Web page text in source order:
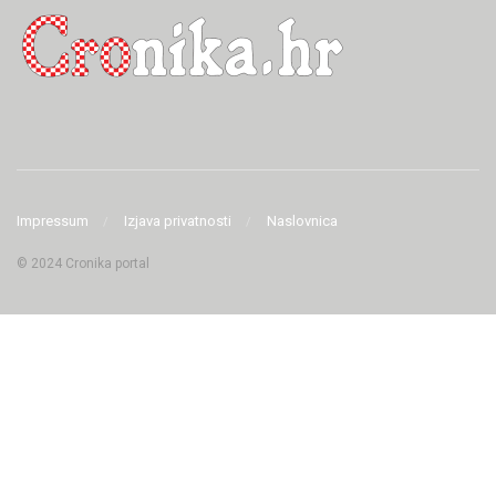
Impressum Izjava privatnosti Naslovnica
© 2024 Cronika portal